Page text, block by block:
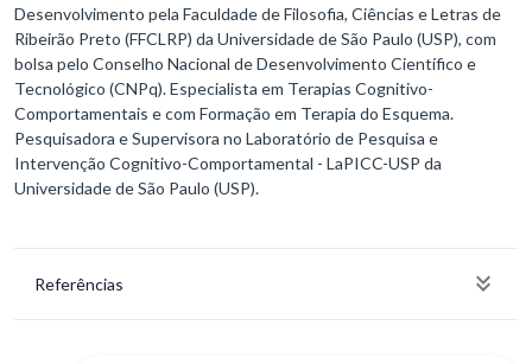
Desenvolvimento pela Faculdade de Filosofia, Ciências e Letras de
Ribeirão Preto (FFCLRP) da Universidade de São Paulo (USP), com
bolsa pelo Conselho Nacional de Desenvolvimento Científico e
Tecnológico (CNPq). Especialista em Terapias Cognitivo-
Comportamentais e com Formação em Terapia do Esquema.
Pesquisadora e Supervisora no Laboratório de Pesquisa e
Intervenção Cognitivo-Comportamental - LaPICC-USP da
Universidade de São Paulo (USP).
Referências